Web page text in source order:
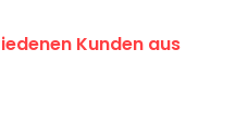
Kunden aus